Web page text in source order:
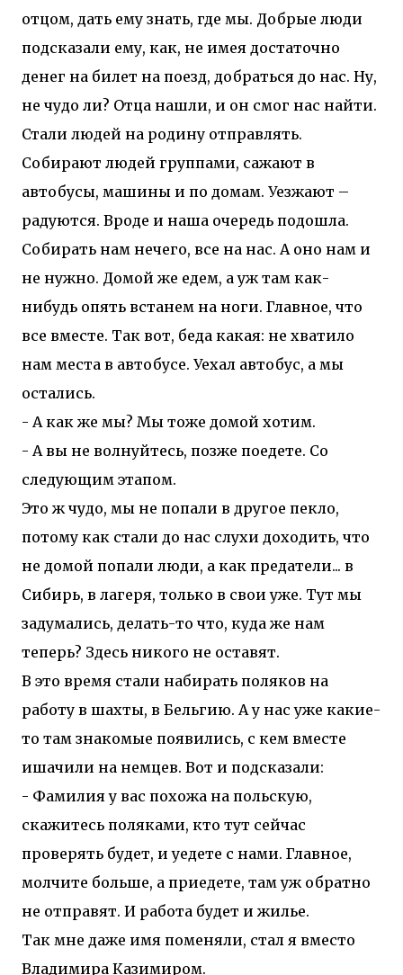
отцом, дать ему знать, где мы. Добрые люди
подсказали ему, как, не имея достаточно
денег на билет на поезд, добраться до нас. Ну,
не чудо ли? Отца нашли, и он смог нас найти.
Стали людей на родину отправлять.
Собирают людей группами, сажают в
автобусы, машины и по домам. Уезжают –
радуются. Вроде и наша очередь подошла.
Собирать нам нечего, все на нас. А оно нам и
не нужно. Домой же едем, а уж там как-
нибудь опять встанем на ноги. Главное, что
все вместе. Так вот, беда какая: не хватило
нам места в автобусе. Уехал автобус, а мы
остались.
- А как же мы? Мы тоже домой хотим.
- А вы не волнуйтесь, позже поедете. Со
следующим этапом.
Это ж чудо, мы не попали в другое пекло,
потому как стали до нас слухи доходить, что
не домой попали люди, а как предатели... в
Сибирь, в лагеря, только в свои уже. Тут мы
задумались, делать-то что, куда же нам
теперь? Здесь никого не оставят.
В это время стали набирать поляков на
работу в шахты, в Бельгию. А у нас уже какие-
то там знакомые появились, с кем вместе
ишачили на немцев. Вот и подсказали:
- Фамилия у вас похожа на польскую,
скажитесь поляками, кто тут сейчас
проверять будет, и уедете с нами. Главное,
молчите больше, а приедете, там уж обратно
не отправят. И работа будет и жилье.
Так мне даже имя поменяли, стал я вместо
Владимира Казимиром.